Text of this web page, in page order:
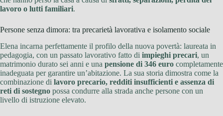
lavoro o lutti familiari.
Persone senza dimora: tra precarietà lavorativa e isolamento sociale
Elena incarna perfettamente il profilo della nuova povertà: laureata in
pedagogia, con un passato lavorativo fatto di impieghi precari, un
matrimonio durato sei anni e una pensione di 346 euro completamente
inadeguata per garantire un’abitazione. La sua storia dimostra come la
combinazione di lavoro precario, redditi insufficienti e assenza di
reti di sostegno possa condurre alla strada anche persone con un
livello di istruzione elevato.